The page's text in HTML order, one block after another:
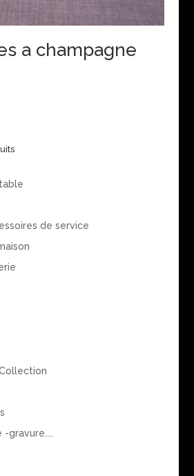
a champagne
de service